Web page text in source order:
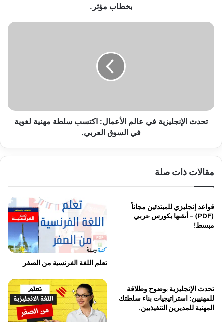
بخطاب مؤثر.
تحدث
لغوية
فيتحدث الإنجليزية في عالم الأعمال: اكتسب سلطة مهنية لغوية
في السوق العربي.
مقالات ذات صلة
قواعد إنجليزي للمبتدئين مجاناً
(PDF) – أتقنها بكورس عربي
مبسط!
تعلم اللغة الفرنسية من الصفر
تحدث الإنجليزية بوضوح وطلاقة
للمهنيين: استراتيجيات بناء سلطتك
المهنية للمديرين التنفيذيين.